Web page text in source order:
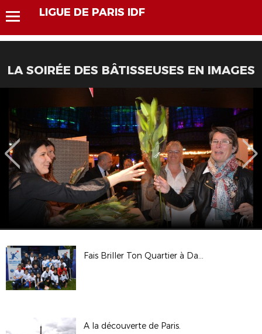
LIGUE DE PARIS IDF
LA SOIRÉE DES BÂTISSEUSES EN IMAGES
Fais Briller Ton Quartier à Dammarie-les-Lys
A la découverte de Paris.